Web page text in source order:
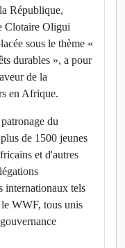
République,
Clotaire Oligui
sous le thème «
durables », a pour
de la
en Afrique.
du
de 1500 jeunes
et d'autres
internationaux tels
WWF, tous unis